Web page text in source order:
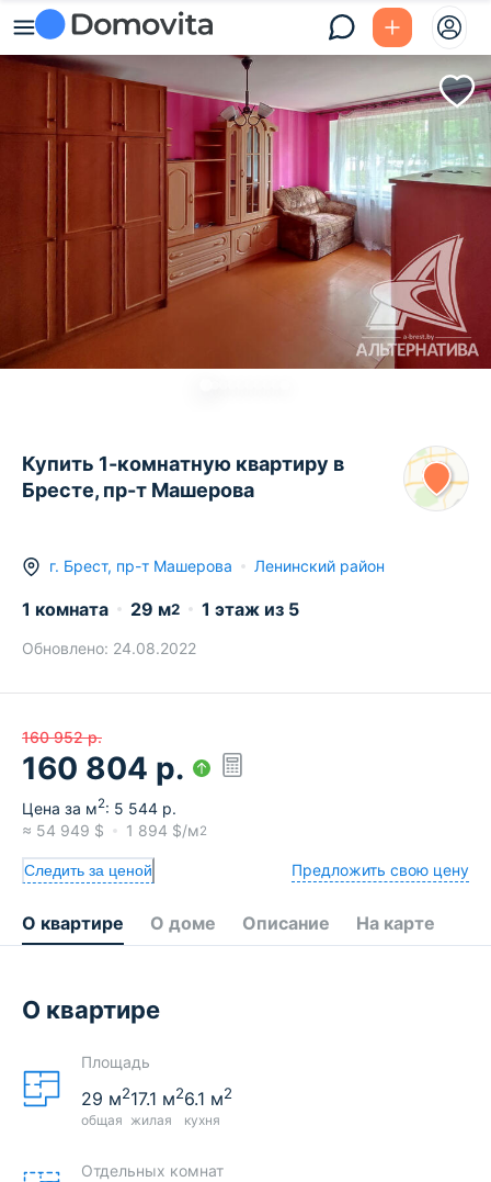
Купить 1-комнатную квартиру в
Бресте, пр-т Машерова
г. Брест, пр-т Машерова Ленинский район
1 комната 29 м2 1 этаж из 5
Обновлено: 24.08.2022
160 952 р.
160 804 р.
Цена за м2: 5 544 р.
≈ 54 949 $ 1 894 $/м2
Следить за ценой Предложить свою цену
О квартире О доме Описание На карте
О квартире
Площадь
29 м2
общая
17.1 м2
жилая
6.1 м2
кухня
Отдельных комнат